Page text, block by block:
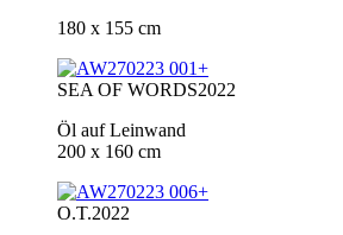
180 x 155 cm
SEA OF WORDS2022
Öl auf Leinwand
200 x 160 cm
O.T.2022